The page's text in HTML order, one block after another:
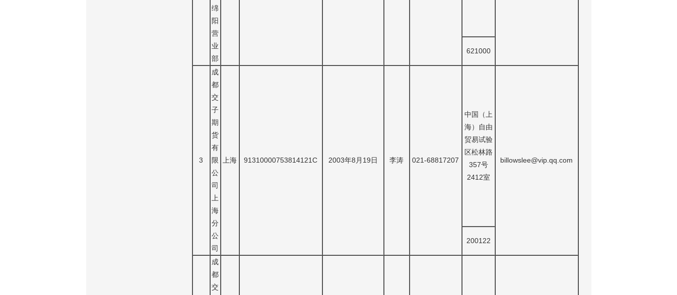
绵
阳
营
业
部
621000
3
成
都
交
子
期
货
有
限
公
司
上
海
分
公
司
上海 91310000753814121C 2003年8月19日 李涛 021-68817207
中国（上
海）自由
贸易试验
区松林路
357号
2412室
billowslee@vip.qq.com
200122
成
都
交